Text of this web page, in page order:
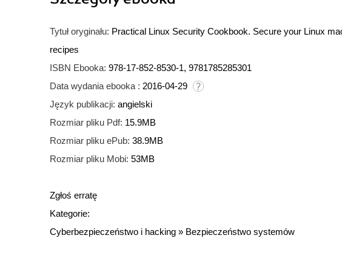
Tytuł oryginału: Practical Linux Security Cookbook. Secure your Linux
recipes
ISBN Ebooka: 978-17-852-8530-1, 9781785285301
Data wydania ebooka : 2016-04-29
Język publikacji: angielski
Rozmiar pliku Pdf: 15.9MB
Rozmiar pliku ePub: 38.9MB
Rozmiar pliku Mobi: 53MB
Zgłoś erratę
Kategorie:
Cyberbezpieczeństwo i hacking » Bezpieczeństwo systemów